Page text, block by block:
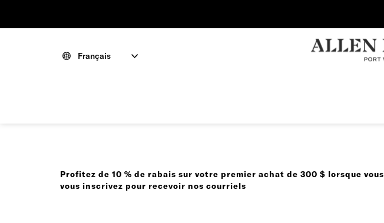
Français
Profitez de 10 % de rabais sur votre premier achat de 300 $ lorsque vous
vous inscrivez pour recevoir nos courriels